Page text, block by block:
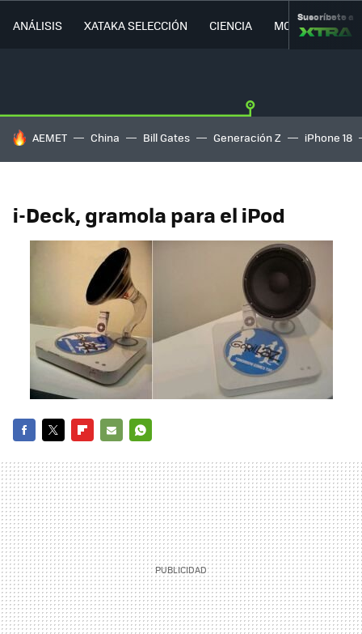
ANÁLISIS XATAKA SELECCIÓN CIENCIA MOVILIDAD
Suscríbete a
HOY SE HABLA DE
AEMET China Bill Gates Generación Z iPhone 18
i-Deck, gramola para el iPod
MAIL